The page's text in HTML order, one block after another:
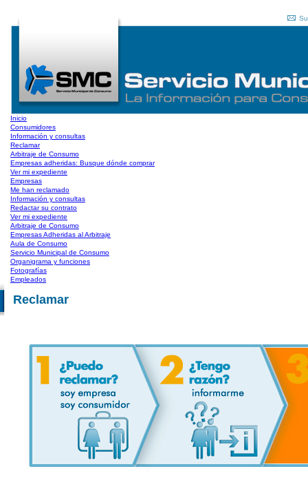
Inicio
Consumidores
Información y consultas
Reclamar
Arbitraje de Consumo
Empresas adheridas: Busque dónde comprar
Ver mi expediente
Empresas
Me han reclamado
Información y consultas
Redactar su contrato
Ver mi expediente
Arbitraje de Consumo
Empresas Adheridas al Arbitraje
Aula de Consumo
Servicio Municipal de Consumo
Organigrama y funciones
Fotografías
Empleados
Reclamar